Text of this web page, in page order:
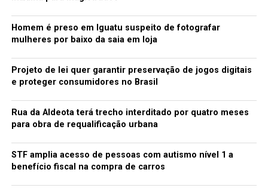
Homem é preso em Iguatu suspeito de fotografar
mulheres por baixo da saia em loja
Projeto de lei quer garantir preservação de jogos digitais
e proteger consumidores no Brasil
Rua da Aldeota terá trecho interditado por quatro meses
para obra de requalificação urbana
STF amplia acesso de pessoas com autismo nível 1 a
benefício fiscal na compra de carros